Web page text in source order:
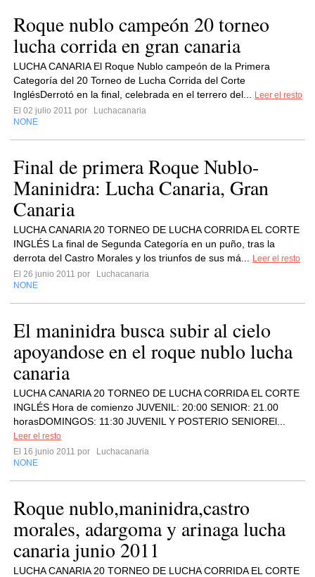
Roque nublo campeón 20 torneo
lucha corrida en gran canaria
LUCHA CANARIA El Roque Nublo campeón de la Primera
Categoría del 20 Torneo de Lucha Corrida del Corte
InglésDerrotó en la final, celebrada en el terrero del...
Leer el resto
El 02 julio 2011 por
Luchacanaria
NONE
Final de primera Roque Nublo-
Maninidra: Lucha Canaria, Gran
Canaria
LUCHA CANARIA 20 TORNEO DE LUCHA CORRIDA EL CORTE
INGLÉS La final de Segunda Categoría en un puño, tras la
derrota del Castro Morales y los triunfos de sus má...
Leer el resto
El 26 junio 2011 por
Luchacanaria
NONE
El maninidra busca subir al cielo
apoyandose en el roque nublo lucha
canaria
LUCHA CANARIA 20 TORNEO DE LUCHA CORRIDA EL CORTE
INGLÉS Hora de comienzo JUVENIL: 20:00 SENIOR: 21.00
horasDOMINGOS: 11:30 JUVENIL Y POSTERIO SENIOREl...
Leer el resto
El 16 junio 2011 por
Luchacanaria
NONE
Roque nublo,maninidra,castro
morales, adargoma y arinaga lucha
canaria junio 2011
LUCHA CANARIA 20 TORNEO DE LUCHA CORRIDA EL CORTE